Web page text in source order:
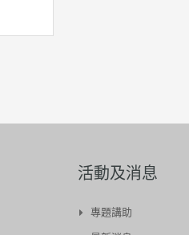
活動及消息
專題講助